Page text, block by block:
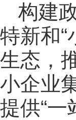
构建
特新和
生态，
小企业
提供“一